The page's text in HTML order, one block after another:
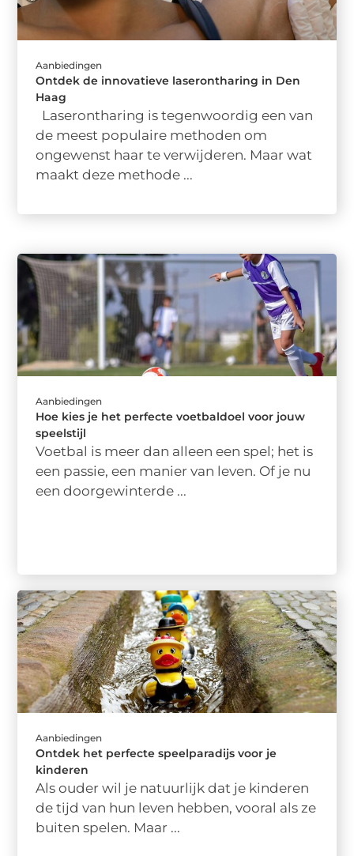
Aanbiedingen
Ontdek de innovatieve laserontharing in Den
Haag
Laserontharing is tegenwoordig een van
de meest populaire methoden om
ongewenst haar te verwijderen. Maar wat
maakt deze methode ...
Aanbiedingen
Hoe kies je het perfecte voetbaldoel voor jouw
speelstijl
Voetbal is meer dan alleen een spel; het is
een passie, een manier van leven. Of je nu
een doorgewinterde ...
Aanbiedingen
Ontdek het perfecte speelparadijs voor je
kinderen
Als ouder wil je natuurlijk dat je kinderen
de tijd van hun leven hebben, vooral als ze
buiten spelen. Maar ...